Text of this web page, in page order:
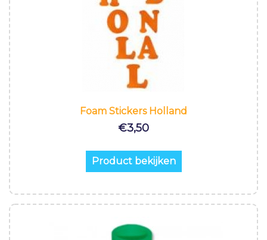
Foam Stickers Holland
€3,50
Product bekijken